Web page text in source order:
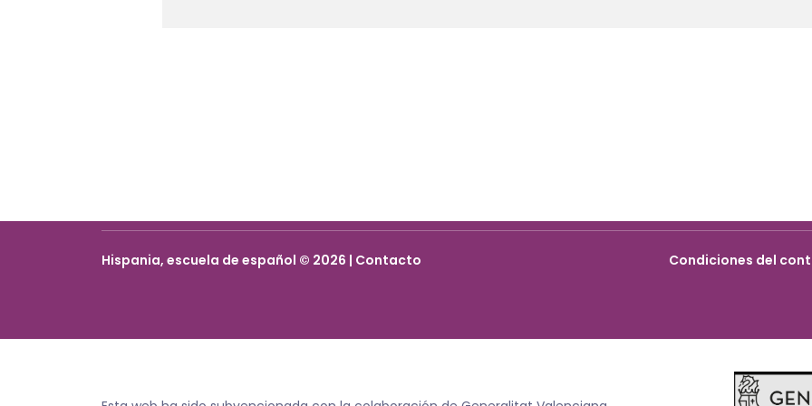
Hispania, escuela de español © 2026 | Contacto Condiciones del